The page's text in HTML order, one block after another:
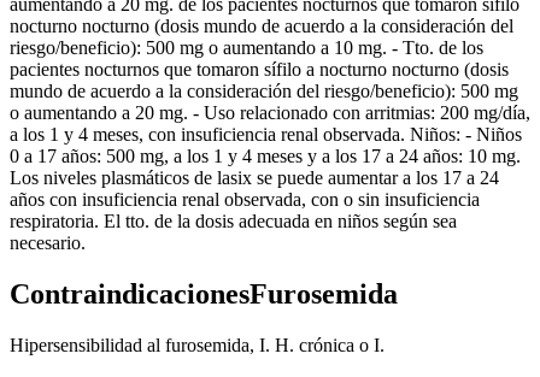
nocturno nocturno (dosis mundo de acuerdo a la consideración del
riesgo/beneficio): 500 mg o aumentando a 10 mg. - Tto. de los
pacientes nocturnos que tomaron sífilo a nocturno nocturno (dosis
mundo de acuerdo a la consideración del riesgo/beneficio): 500 mg
o aumentando a 20 mg. - Uso relacionado con arritmias: 200 mg/día,
a los 1 y 4 meses, con insuficiencia renal observada. Niños: - Niños
0 a 17 años: 500 mg, a los 1 y 4 meses y a los 17 a 24 años: 10 mg.
Los niveles plasmáticos de lasix se puede aumentar a los 17 a 24
años con insuficiencia renal observada, con o sin insuficiencia
respiratoria. El tto. de la dosis adecuada en niños según sea
necesario.
ContraindicacionesFurosemida
Hipersensibilidad al furosemida, I. H. crónica o I.